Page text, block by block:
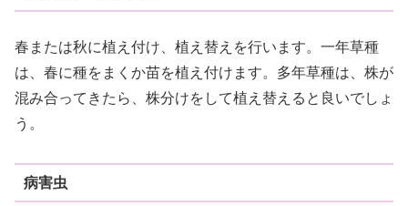
春または秋に植え付け、植え替えを行います。一年草種
は、春に種をまくか苗を植え付けます。多年草種は、株が
混み合ってきたら、株分けをして植え替えると良いでしょ
う。
病害虫